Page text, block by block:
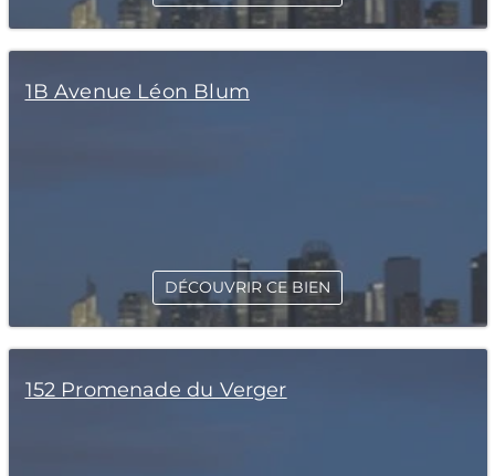
1B Avenue Léon Blum
DÉCOUVRIR CE BIEN
152 Promenade du Verger